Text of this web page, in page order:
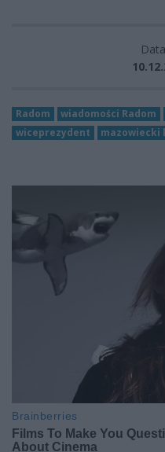
Radom wiadomości Radom
wiceprezydent
mazowiecki